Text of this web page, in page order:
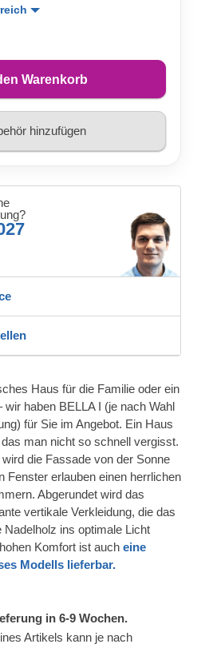
Warenkorb
hinzufügen
Haus für die Familie oder ein
wir haben BELLA I (je nach Wahl
für Sie im Angebot. Ein Haus
man nicht so schnell vergisst.
die Fassade von der Sonne
Fenster erlauben einen herrlichen
Abgerundet wird das
vertikale Verkleidung, die das
ins optimale Licht
Komfort ist auch eine
Modells lieferbar.
in 6-9 Wochen.
Artikels kann je nach